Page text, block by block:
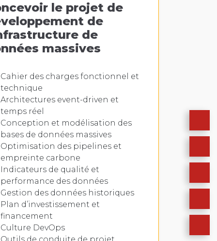
le projet de
de
de
massives
Cahier des charges fonctionnel et
technique
Architectures event-driven et
temps réel
Conception et modélisation des
bases de données massives
Optimisation des pipelines et
empreinte carbone
Indicateurs de qualité et
performance des données
Gestion des données historiques
Plan d’investissement et
financement
Culture DevOps